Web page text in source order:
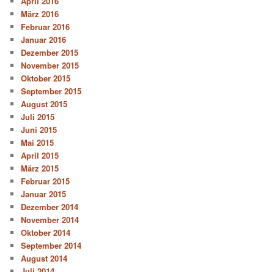
März 2016
Februar 2016
Januar 2016
Dezember 2015
November 2015
Oktober 2015
September 2015
August 2015
Juli 2015
Juni 2015
Mai 2015
April 2015
März 2015
Februar 2015
Januar 2015
Dezember 2014
November 2014
Oktober 2014
September 2014
August 2014